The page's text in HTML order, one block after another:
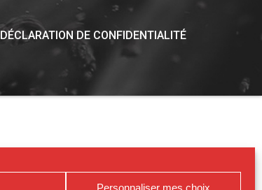
Personnaliser mes choix
DÉCLARATION DE CONFIDENTIALITÉ